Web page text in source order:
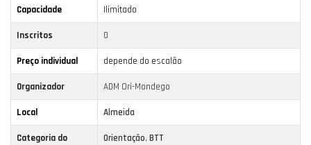
Capacidade Ilimitado
Inscritos 0
Preço individual depende do escalão
Organizador ADM Ori-Mondego
Local Almeida
Categoria do
Orientação, BTT